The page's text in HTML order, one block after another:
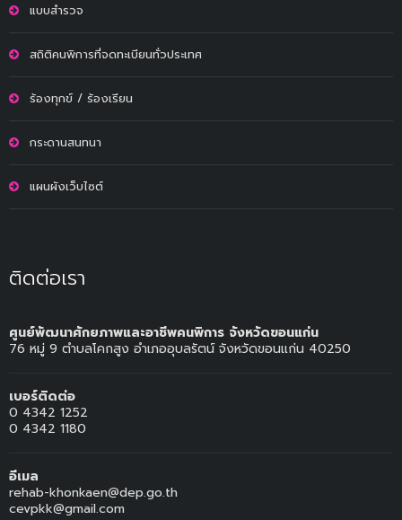
แบบสำรวจ
สถิติคนพิการที่จดทะเบียนทั่วประเทศ
ร้องทุกข์ / ร้องเรียน
กระดานสนทนา
แผนผังเว็บไซต์
ติดต่อเรา
ศูนย์พัฒนาศักยภาพและอาชีพคนพิการ จังหวัดขอนแก่น
76 หมู่ 9 ตำบลโคกสูง อำเภออุบลรัตน์ จังหวัดขอนแก่น 40250
เบอร์ติดต่อ
0 4342 1252
0 4342 1180
อีเมล
rehab-khonkaen@dep.go.th
cevpkk@gmail.com